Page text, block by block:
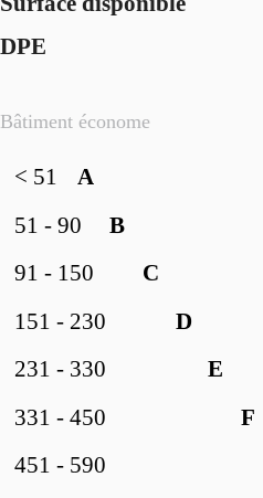
DPE
Bâtiment économe
A
< 51
B
51 - 90
C
91 - 150
D
151 - 230
E
231 - 330
F
331 - 450
451 - 590